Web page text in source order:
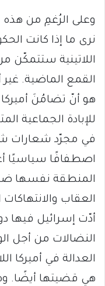
وعلى الرُغمِ من هذه
نرى ما إذا كانت
اللاتينية ستتمكّن
القمع الماضية.
هو أنّ تضامُنَ
للإبادة الجماعية
في مجرّد شعارات
اصطفافًا سياسيًا
المنطقة نفسها ضد
العقاب والانتهاكات
أدّت إسرائيل فيها
النضالات من أجل
العدالة في أميركا
هي قضيتها أيضًا.